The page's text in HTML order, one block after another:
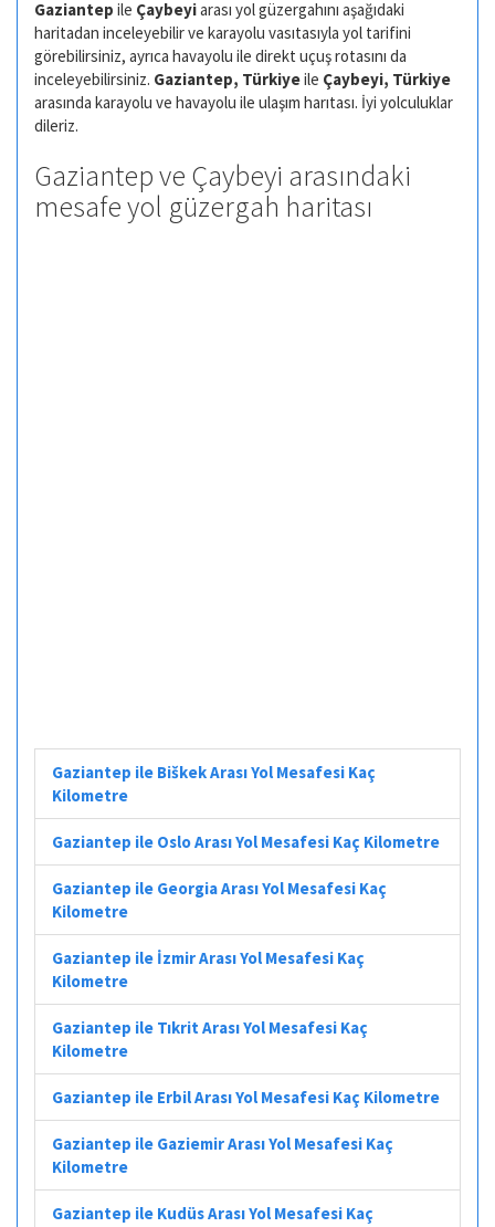
Gaziantep ile Çaybeyiarası yol güzergahını aşağıdaki
haritadan inceleyebilir ve karayolu vasıtasıyla yol tarifini
görebilirsiniz, ayrıca havayolu ile direkt uçuş rotasını da
inceleyebilirsiniz. Gaziantep, Türkiyeile Çaybeyi, Türkiye
arasında karayolu ve havayolu ile ulaşım harıtası. İyi yolculuklar
dileriz.
Gaziantep ve Çaybeyi arasındaki
mesafe yol güzergah haritası
Gaziantep ile Biškek Arası Yol Mesafesi Kaç
Kilometre
Gaziantep ile Oslo Arası Yol Mesafesi Kaç Kilometre
Gaziantep ile Georgia Arası Yol Mesafesi Kaç
Kilometre
Gaziantep ile İzmir Arası Yol Mesafesi Kaç
Kilometre
Gaziantep ile Tıkrit Arası Yol Mesafesi Kaç
Kilometre
Gaziantep ile Erbil Arası Yol Mesafesi Kaç Kilometre
Gaziantep ile Gaziemir Arası Yol Mesafesi Kaç
Kilometre
Gaziantep ile Kudüs Arası Yol Mesafesi Kaç